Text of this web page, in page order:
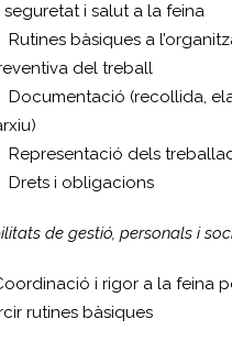
seguretat i salut a la feina
Rutines bàsiques a
del treball
Documentació (recollida,
Representació dels
Drets i obligacions
de gestió, personals i
i rigor a la feina
rutines bàsiques